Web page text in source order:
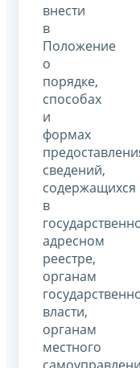
внести
в
Положение
о
порядке,
способах
и
формах
сведений,
содержащихся
в
адресном
реестре,
органам
власти,
органам
местного